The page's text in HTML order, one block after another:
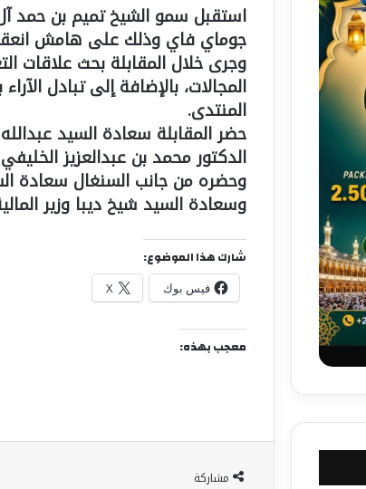
استقبل سمو الشيخ تميم بن حمد
جوماي فاي وذلك على هامش انعقاد منتدى الدوحة
وجرى خلال المقابلة بحث علاقات
المجالات، بالإضافة إلى تبادل
المنتدى.
حضر المقابلة سعادة السيد
الدكتور محمد بن عبدالعزيز
وحضره من جانب السنغال سعادة
وسعادة السيد شيخ ديبا وزير
شارك هذا الموضوع:
فيس بوك X
معجب بهذه:
مشاركة